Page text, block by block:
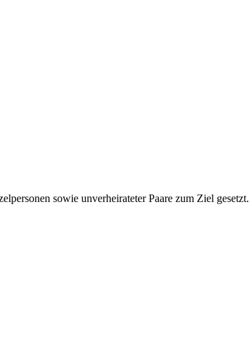
sowie un­ver­heirateter Paare zum Ziel gesetzt.